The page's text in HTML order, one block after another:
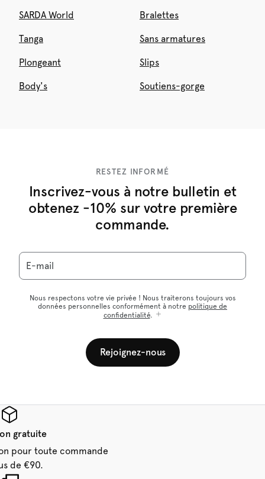
SARDA World Bralettes
Tanga Sans armatures
Plongeant Slips
Body's Soutiens-gorge
RESTEZ INFORMÉ
Inscrivez-vous à notre bulletin et
obtenez -10% sur votre première
commande.
E-mail
Nous respectons votre vie privée ! Nous traiterons toujours vos
données personnelles conformément à notre politique de
confidentialité.
Rejoignez-nous
gratuite
pour toute commande
de €90.